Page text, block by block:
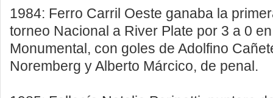
1984: Ferro Carril Oeste ganaba la
torneo Nacional a River Plate por 3 a 0
Monumental, con goles de Adolfino
Noremberg y Alberto Márcico, de penal.